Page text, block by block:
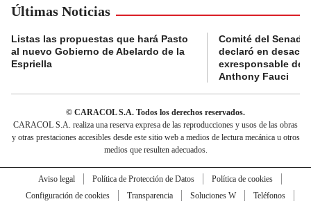
Últimas Noticias
Listas las propuestas que hará Pasto
al nuevo Gobierno de Abelardo de la
Espriella
Comité del Senado
declaró en
exresponsable de
Anthony Fauci
© CARACOL S.A. Todos los derechos reservados.
CARACOL S.A. realiza una reserva expresa de las reproducciones y usos de las obras
y otras prestaciones accesibles desde este sitio web a medios de lectura mecánica u otros
medios que resulten adecuados.
Aviso legal Política de Protección de Datos
Política de cookies
Configuración de cookies
Transparencia Soluciones W
Teléfonos